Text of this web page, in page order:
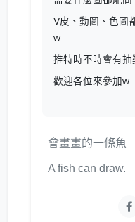
V皮、動圖、色圖
w
推特時不時會有抽
歡迎各位來參加w
會畫畫的一條魚
A fish can draw.